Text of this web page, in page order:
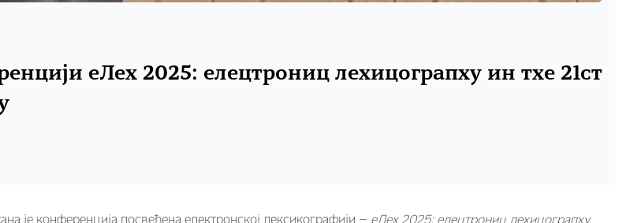
еЛеx 2025: елецтрониц леxицограпхy ин тхе 21ст
је конференција посвећена електронској лексикографији – еЛеx 2025: елецтрониц леxицограпхy